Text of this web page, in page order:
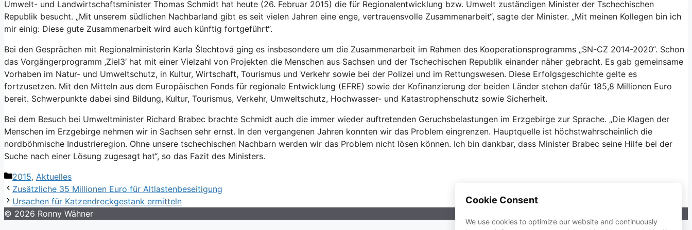
Umwelt- und Landwirtschaftsminister Thomas Schmidt hat heute (26. Februar 2015) die für Regionalentwicklung bzw. Umwelt zuständigen Minister der Tschechischen
Republik besucht. „Mit unserem südlichen Nachbarland gibt es seit vielen Jahren eine enge, vertrauensvolle Zusammenarbeit“, sagte der Minister. „Mit meinen Kollegen bin ich
mir einig: Diese gute Zusammenarbeit wird auch künftig fortgeführt“.
Bei den Gesprächen mit Regionalministerin Karla Šlechtová ging es insbesondere um die Zusammenarbeit im Rahmen des Kooperationsprogramms „SN-CZ 2014-2020“. Schon
das Vorgängerprogramm ‚Ziel3‘ hat mit einer Vielzahl von Projekten die Menschen aus Sachsen und der Tschechischen Republik einander näher gebracht. Es gab gemeinsame
Vorhaben im Natur- und Umweltschutz, in Kultur, Wirtschaft, Tourismus und Verkehr sowie bei der Polizei und im Rettungswesen. Diese Erfolgsgeschichte gelte es
fortzusetzen. Mit den Mitteln aus dem Europäischen Fonds für regionale Entwicklung (EFRE) sowie der Kofinanzierung der beiden Länder stehen dafür 185,8 Millionen Euro
bereit. Schwerpunkte dabei sind Bildung, Kultur, Tourismus, Verkehr, Umweltschutz, Hochwasser- und Katastrophenschutz sowie Sicherheit.
Bei dem Besuch bei Umweltminister Richard Brabec brachte Schmidt auch die immer wieder auftretenden Geruchsbelastungen im Erzgebirge zur Sprache. „Die Klagen der
Menschen im Erzgebirge nehmen wir in Sachsen sehr ernst. In den vergangenen Jahren konnten wir das Problem eingrenzen. Hauptquelle ist höchstwahrscheinlich die
nordböhmische Industrieregion. Ohne unsere tschechischen Nachbarn werden wir das Problem nicht lösen können. Ich bin dankbar, dass Minister Brabec seine Hilfe bei der
Suche nach einer Lösung zugesagt hat“, so das Fazit des Ministers.
Kategorien
2015, Aktuelles
Zusätzliche 35 Millionen Euro für Altlastenbeseitigung
Ursachen für Katzendreckgestank ermitteln
© 2026 Ronny Wähner
Cookie Consent
We use cookies to optimize our website and continuously